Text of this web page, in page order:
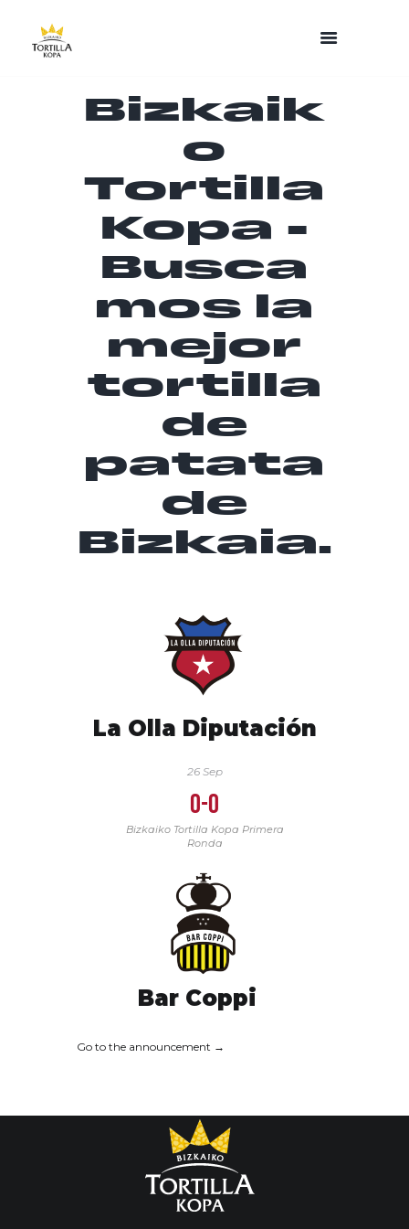
Bizkaik
o
Tortilla
Kopa -
Busca
mos la
mejor
tortilla
de
patata
de
Bizkaia.
La Olla Diputación
26 Sep
0-0
Bizkaiko Tortilla Kopa Primera
Ronda
Bar Coppi
Go to the announcement →